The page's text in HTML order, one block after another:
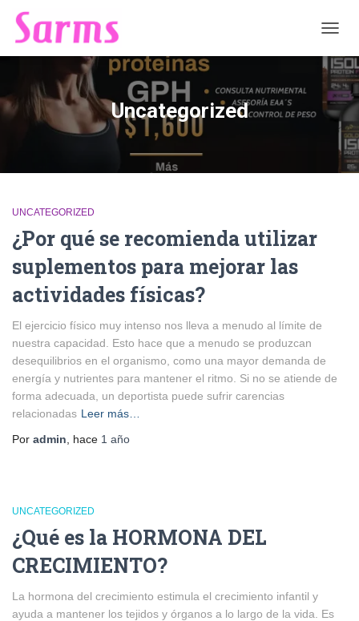
MODO
DE
Uncategorized
UNCATEGORIZED
¿Por qué se recomienda utilizar
suplementos para mejorar las
actividades físicas?
El ejercicio físico muy intenso nos lleva a menudo al límite de
nuestra capacidad. Esto hace que a menudo se produzcan
desequilibrios en el organismo, como una mayor demanda de
energía y nutrientes para mantener el ritmo. Si no se atiende de
forma adecuada, un deportista puede sufrir carencias
relacionadas Leer más…
Por admin , hace 1 año
UNCATEGORIZED
¿Qué es la HORMONA DEL
CRECIMIENTO?
La hormona del crecimiento estimula el crecimiento infantil y
ayuda a mantener los tejidos y órganos a lo largo de la vida. Es